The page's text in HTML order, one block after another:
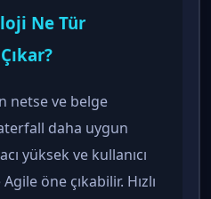
Ne Tür
netse ve belge
daha uygun
yüksek ve kullanıcı
öne çıkabilir. Hızlı